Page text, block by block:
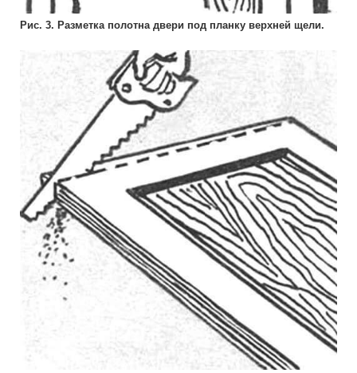
Рис. 3. Разметка полотна двери под планку верхней щели.